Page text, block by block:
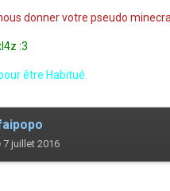
donner votre pseudo
:3
être Habitué.
7 juillet 2016